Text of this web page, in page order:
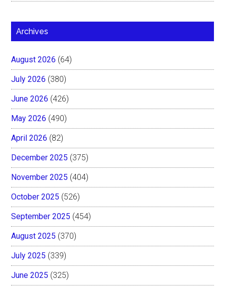
Archives
August 2026 (64)
July 2026 (380)
June 2026 (426)
May 2026 (490)
April 2026 (82)
December 2025 (375)
November 2025 (404)
October 2025 (526)
September 2025 (454)
August 2025 (370)
July 2025 (339)
June 2025 (325)